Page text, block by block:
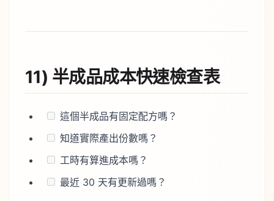
11) 半成品成本快速檢查表
這個半成品有固定配方嗎？
知道實際產出份數嗎？
工時有算進成本嗎？
最近 30 天有更新過嗎？